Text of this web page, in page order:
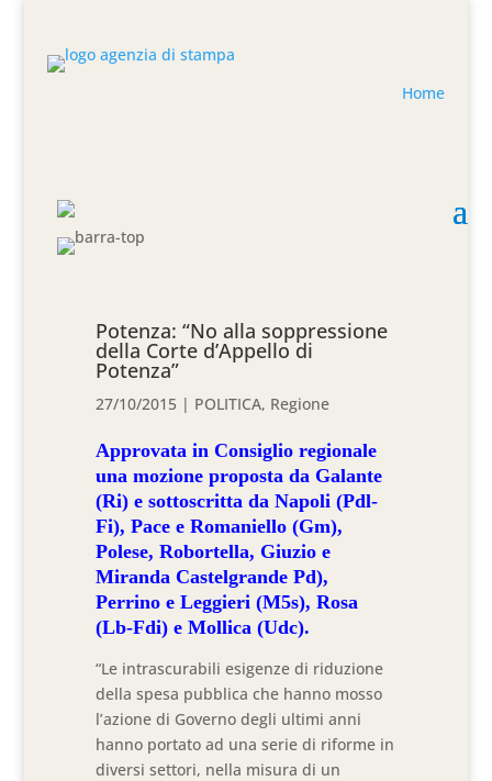
Home
Potenza: “No alla soppressione
della Corte d’Appello di
Potenza”
27/10/2015 | POLITICA, Regione
Approvata in Consiglio regionale
una mozione proposta da Galante
(Ri) e sottoscritta da Napoli (Pdl-
Fi), Pace e Romaniello (Gm),
Polese, Robortella, Giuzio e
Miranda Castelgrande Pd),
Perrino e Leggieri (M5s), Rosa
(Lb-Fdi) e Mollica (Udc).
“Le intrascurabili esigenze di riduzione
della spesa pubblica che hanno mosso
l’azione di Governo degli ultimi anni
hanno portato ad una serie di riforme in
diversi settori, nella misura di un